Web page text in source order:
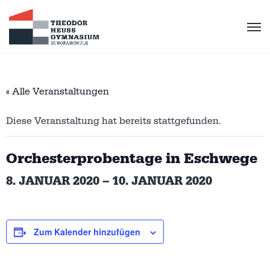
« Alle Veranstaltungen
Diese Veranstaltung hat bereits stattgefunden.
Orchesterprobentage in Eschwege
8. JANUAR 2020– 10. JANUAR 2020
Zum Kalender hinzufügen